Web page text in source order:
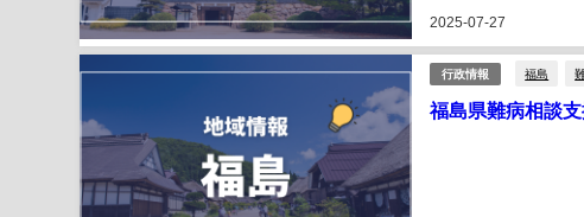
2025-07-27
行政情報 福島
福島県難病相談